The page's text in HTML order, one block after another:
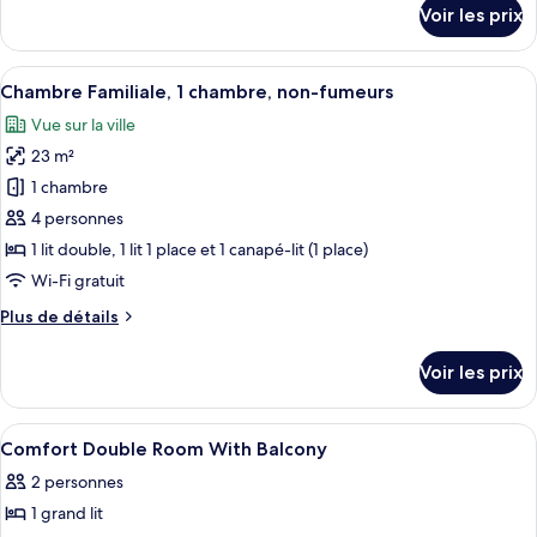
1
chambre,
non-
fumeurs
le
type
de
Chambre
Triple
Confort,
chambre,
non-
fumeurs
Voir les prix
Afficher
toutes
les
photos
pour
ce
type
de
chambre :
Chambre
chambre,
non-
fumeurs
Une chambre d’hôtel avec deux lits
10
Chambre Familiale, 1 chambre, non-fumeurs
Vue sur la ville
23 m²
1 chambre
4 personnes
1 lit double, 1 lit 1 place et 1 canapé-lit (1 place)
Wi-Fi gratuit
Plus de détails
Plus
le
type
de
Chambre
Familiale,
Voir les prix
Afficher
toutes
les
photos
Literie hypoallergénique, coffres-
11
Comfort Double Room With Balcony
2 personnes
1 grand lit